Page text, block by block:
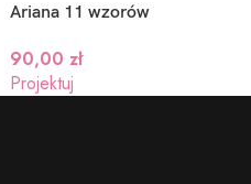
Ariana 11 wzorów
90,00 zł
Projektuj